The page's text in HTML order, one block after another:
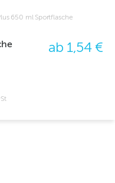
650 ml Sportflasche
ab 1,54 €